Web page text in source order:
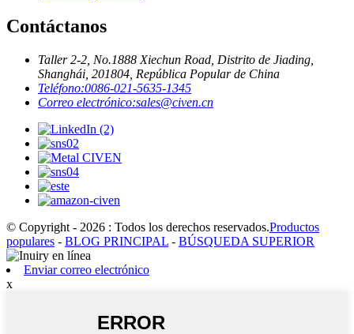
Contáctanos
Taller 2-2, No.1888 Xiechun Road, Distrito de Jiading,
Shanghái, 201804, República Popular de China
Teléfono:0086-021-5635-1345
Correo electrónico:sales@civen.cn
© Copyright - 2026 : Todos los derechos reservados.Productos
populares - BLOG PRINCIPAL - BÚSQUEDA SUPERIOR
Enviar correo electrónico
x